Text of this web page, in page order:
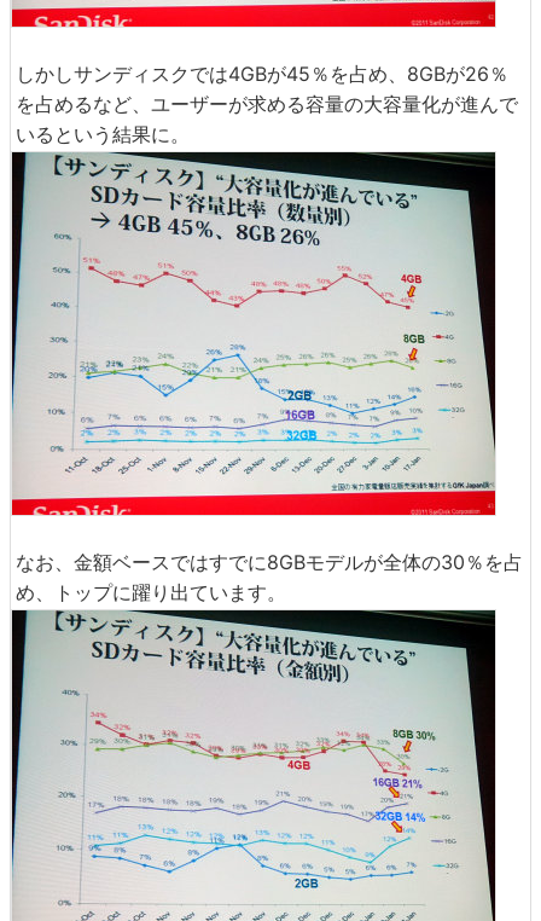
しかしサンディスクでは4GBが45％を占め、8GBが26％
を占めるなど、ユーザーが求める容量の大容量化が進んで
いるという結果に。
なお、金額ベースではすでに8GBモデルが全体の30％を占
め、トップに躍り出ています。